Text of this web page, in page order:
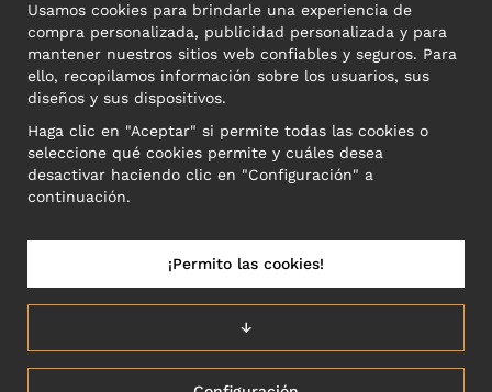
REDES SOCIALES
DIRECCIÓN COMERCIAL
Motley Denim Europe OÜ
Narva mnt 5, EE-10117 Tallinn
Reg: 12356245
ESPAÑA/ESPAÑOL
Usamos cookies para brindarle una experiencia de
compra personalizada, publicidad personalizada y para
mantener nuestros sitios web confiables y seguros. Para
ello, recopilamos información sobre los usuarios, sus
diseños y sus dispositivos.
Haga clic en "Aceptar" si permite todas las cookies o
seleccione qué cookies permite y cuáles desea
desactivar haciendo clic en "Configuración" a
continuación.
↓
¡Permito las cookies!